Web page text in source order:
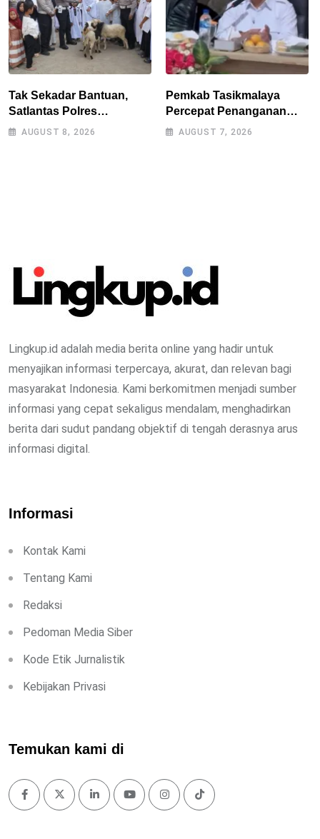
Tak Sekadar Bantuan,
Satlantas Polres
Tasikmalaya Dorong
AUGUST 8, 2026
Pemkab Tasikmalaya
Percepat Penanganan
Kekeringan, Sumur Bor
AUGUST 7, 2026
Lingkup.id adalah media berita online yang hadir untuk
menyajikan informasi terpercaya, akurat, dan relevan bagi
masyarakat Indonesia. Kami berkomitmen menjadi sumber
informasi yang cepat sekaligus mendalam, menghadirkan
berita dari sudut pandang objektif di tengah derasnya arus
informasi digital.
Informasi
Kontak Kami
Tentang Kami
Redaksi
Pedoman Media Siber
Kode Etik Jurnalistik
Kebijakan Privasi
Temukan kami di